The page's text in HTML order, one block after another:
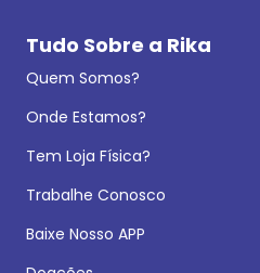
Tudo Sobre a Rika
Quem Somos?
Onde Estamos?
Tem Loja Física?
Trabalhe Conosco
Baixe Nosso APP